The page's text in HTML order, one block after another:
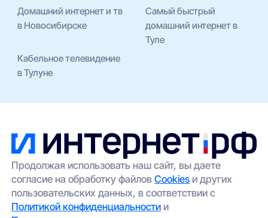
Домашний интернет и тв
в Новосибирске
Самый быстрый
домашний интернет в
Туле
Кабельное телевидение
в Тулуне
Продолжая использовать наш сайт, вы даете
согласие на обработку файловCookies и других
пользовательских данных, в соответствии с
Политикой конфиденциальности и